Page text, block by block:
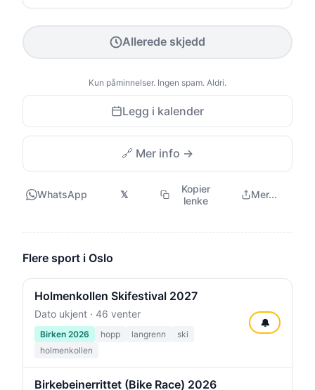
Allerede skjedd
Kun påminnelser. Ingen spam. Aldri.
Legg i kalender
🔗 Mer info →
WhatsApp 𝕏
Kopier
lenke
Mer...
Flere sport i Oslo
Holmenkollen Skifestival 2027
Dato ukjent · 46 venter
Birken 2026 hopp langrenn
ski
holmenkollen
🔔
Birkebeinerrittet (Bike Race) 2026